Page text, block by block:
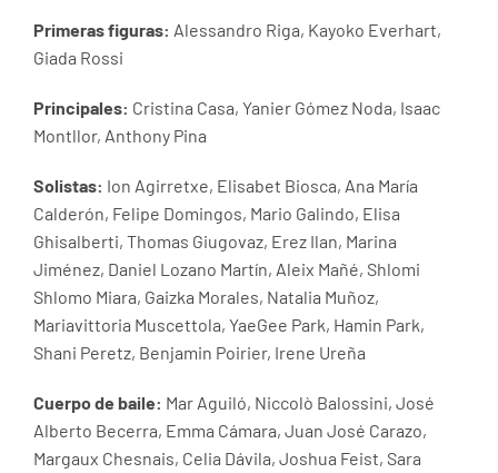
Primeras figuras: Alessandro Riga, Kayoko Everhart,
Giada Rossi
Principales: Cristina Casa, Yanier Gómez Noda, Isaac
Montllor, Anthony Pina
Solistas: Ion Agirretxe, Elisabet Biosca, Ana María
Calderón, Felipe Domingos, Mario Galindo, Elisa
Ghisalberti, Thomas Giugovaz, Erez Ilan, Marina
Jiménez, Daniel Lozano Martín, Aleix Mañé, Shlomi
Shlomo Miara, Gaizka Morales, Natalia Muñoz,
Mariavittoria Muscettola, YaeGee Park, Hamin Park,
Shani Peretz, Benjamin Poirier, Irene Ureña
Cuerpo de baile: Mar Aguiló, Niccolò Balossini, José
Alberto Becerra, Emma Cámara, Juan José Carazo,
Margaux Chesnais, Celia Dávila, Joshua Feist, Sara